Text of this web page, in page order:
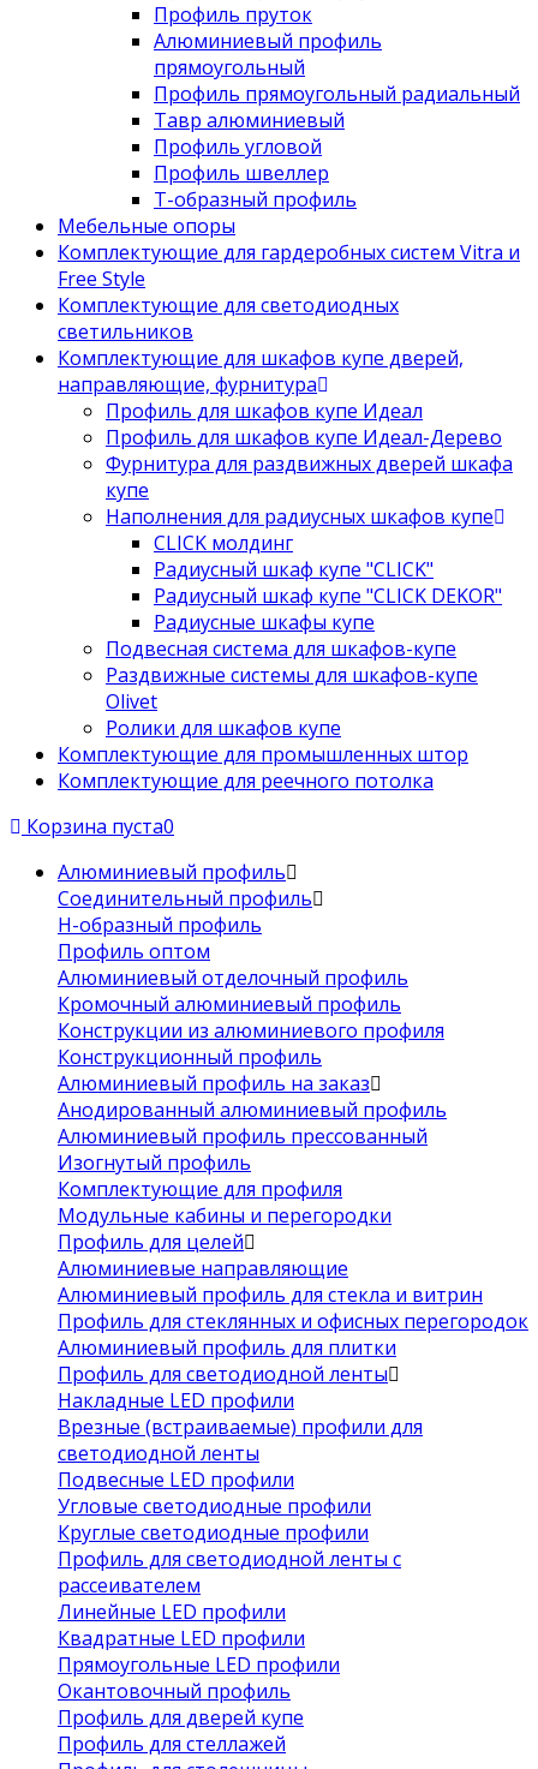
Профиль пруток
Алюминиевый профиль
прямоугольный
Профиль прямоугольный радиальный
Тавр алюминиевый
Профиль угловой
Профиль швеллер
Т-образный профиль
Мебельные опоры
Комплектующие для гардеробных систем Vitra и
Free Style
Комплектующие для светодиодных
светильников
Комплектующие для шкафов купе дверей,
направляющие, фурнитура
Профиль для шкафов купе Идеал
Профиль для шкафов купе Идеал-Дерево
Фурнитура для раздвижных дверей шкафа
купе
Наполнения для радиусных шкафов купе
CLICK молдинг
Радиусный шкаф купе "CLICK"
Радиусный шкаф купе "CLICK DEKOR"
Радиусные шкафы купе
Подвесная система для шкафов-купе
Раздвижные системы для шкафов-купе
Olivet
Ролики для шкафов купе
Комплектующие для промышленных штор
Комплектующие для реечного потолка
Корзина пуста0
Алюминиевый профиль
Соединительный профиль
Н-образный профиль
Профиль оптом
Алюминиевый отделочный профиль
Кромочный алюминиевый профиль
Конструкции из алюминиевого профиля
Конструкционный профиль
Алюминиевый профиль на заказ
Анодированный алюминиевый профиль
Алюминиевый профиль прессованный
Изогнутый профиль
Комплектующие для профиля
Модульные кабины и перегородки
Профиль для целей
Алюминиевые направляющие
Алюминиевый профиль для стекла и витрин
Профиль для стеклянных и офисных перегородок
Алюминиевый профиль для плитки
Профиль для светодиодной ленты
Накладные LED профили
Врезные (встраиваемые) профили для
светодиодной ленты
Подвесные LED профили
Угловые светодиодные профили
Круглые светодиодные профили
Профиль для светодиодной ленты с
рассеивателем
Линейные LED профили
Квадратные LED профили
Прямоугольные LED профили
Окантовочный профиль
Профиль для дверей купе
Профиль для стеллажей